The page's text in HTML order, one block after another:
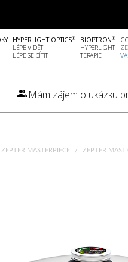
HYPERLIGHT OPTICS®
LÉPE VIDĚT
LÉPE SE CÍTIT
BIOPTRON®
HYPERLIGHT
TERAPIE
Mám zájem o ukázku
MASTERPIECE ZEPTER